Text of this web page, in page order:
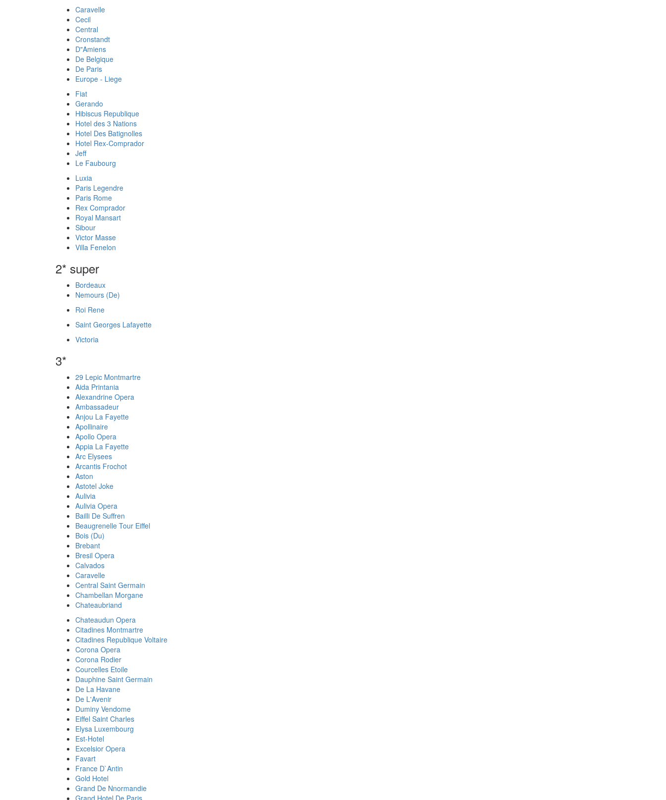
Caravelle
Cecil
Central
Cronstandt
D"Amiens
De Belgique
De Paris
Europe - Liege
Fiat
Gerando
Hibiscus Republique
Hotel des 3 Nations
Hotel Des Batignolles
Hotel Rex-Comprador
Jeff
Le Faubourg
Luxia
Paris Legendre
Paris Rome
Rex Comprador
Royal Mansart
Sibour
Victor Masse
Villa Fenelon
2* super
Bordeaux
Nemours (De)
Roi Rene
Saint Georges Lafayette
Victoria
3*
29 Lepic Montmartre
Aida Printania
Alexandrine Opera
Ambassadeur
Anjou La Fayette
Apollinaire
Apollo Opera
Appia La Fayette
Arc Elysees
Arcantis Frochot
Aston
Astotel Joke
Aulivia
Aulivia Opera
Bailli De Suffren
Beaugrenelle Tour Eiffel
Bois (Du)
Brebant
Bresil Opera
Calvados
Caravelle
Central Saint Germain
Chambellan Morgane
Chateaubriand
Chateaudun Opera
Citadines Montmartre
Citadines Republique Voltaire
Corona Opera
Corona Rodier
Courcelles Etoile
Dauphine Saint Germain
De La Havane
De L'Avenir
Duminy Vendome
Eiffel Saint Charles
Elysa Luxembourg
Est-Hotel
Excelsior Opera
Favart
France D`Antin
Gold Hotel
Grand De Nnormandie
Grand Hotel De Paris